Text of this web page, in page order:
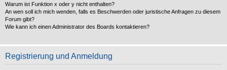
Warum ist Funktion x oder y nicht enthalten?
An wen soll ich mich wenden, falls es Beschwerden oder juristische Anfragen zu diesem
Forum gibt?
Wie kann ich einen Administrator des Boards kontaktieren?
Registrierung und Anmeldung